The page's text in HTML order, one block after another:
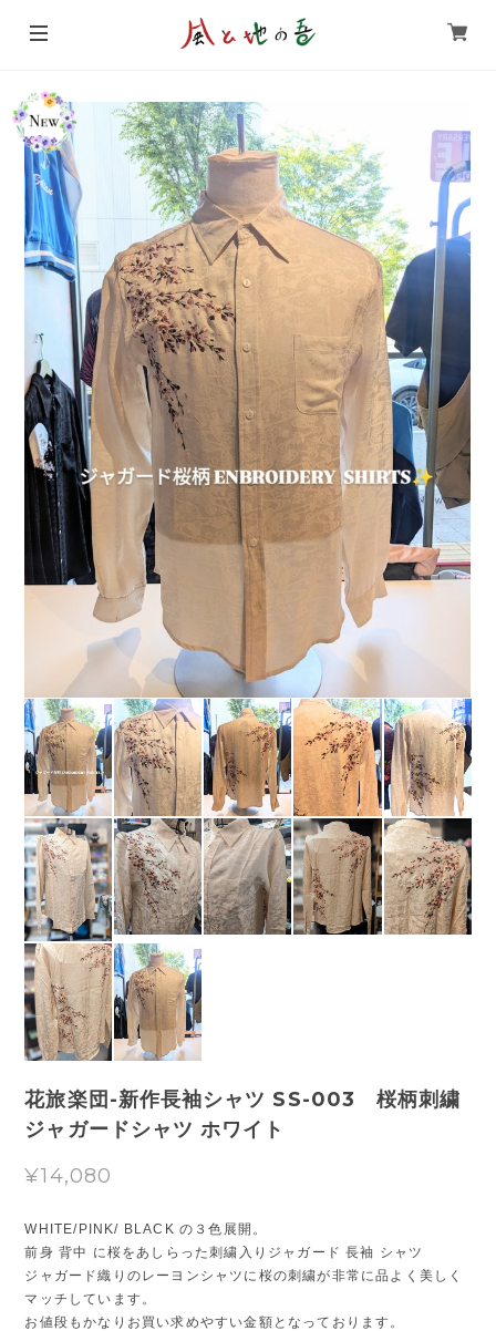
花旅楽団-新作長袖シャツ SS-003 桜柄刺繍
ジャガードシャツ ホワイト
¥14,080
WHITE/PINK/ BLACK の３色展開。
前身 背中 に桜をあしらった刺繍入りジャガード 長袖 シャツ
ジャガード織りのレーヨンシャツに桜の刺繍が非常に品よく美しく
マッチしています。
お値段もかなりお買い求めやすい金額となっております。